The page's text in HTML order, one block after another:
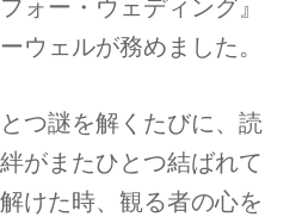
ォー・ウェディング』
ウェルが務めました。
つ謎を解くたびに、読
がまたひとつ結ばれて
けた時、観る者の心を